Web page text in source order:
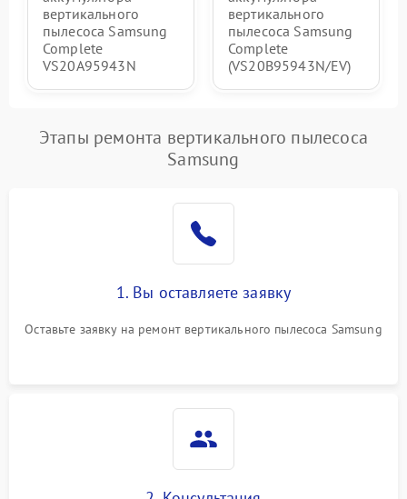
вертикального
пылесоса Samsung
Complete
VS20A95943N
вертикального
пылесоса Samsung
Complete
(VS20B95943N/EV)
Этапы ремонта вертикального пылесоса
Samsung
1. Вы оставляете заявку
Оставьте заявку на ремонт вертикального пылесоса Samsung